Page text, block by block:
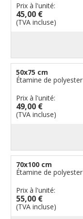
Prix à l'unité:
45,00 €
(TVA incluse)
50x75 cm
Étamine de polyester
Prix à l'unité:
49,00 €
(TVA incluse)
70x100 cm
Étamine de polyester
Prix à l'unité:
55,00 €
(TVA incluse)